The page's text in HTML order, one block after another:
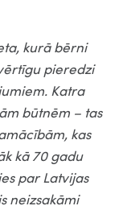
kurā bērni
pieredzi
Katra
būtnēm – tas
kas
kā 70 gadu
par Latvijas
neizsakāmi